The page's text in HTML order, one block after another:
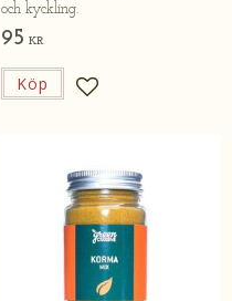
och kyckling.
95 KR
Lägg till i
Köp